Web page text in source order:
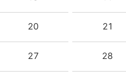
20 21
27 28